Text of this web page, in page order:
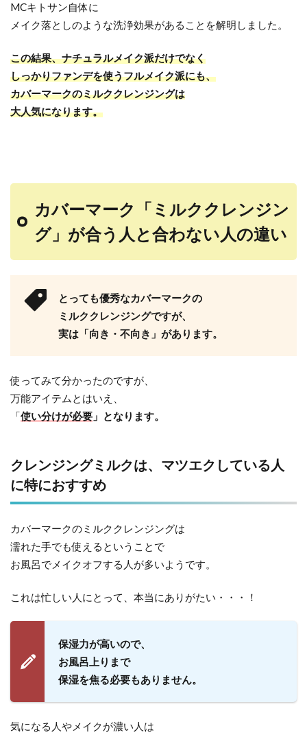
MCキトサン自体に
メイク落としのような洗浄効果があることを解明しました。
この結果、ナチュラルメイク派だけでなく
しっかりファンデを使うフルメイク派にも、
カバーマークのミルククレンジングは
大人気になります。
カバーマーク「ミルククレンジン
グ」が合う人と合わない人の違い
とっても優秀なカバーマークの
ミルククレンジングですが、
実は「向き・不向き」があります。
使ってみて分かったのですが、
万能アイテムとはいえ、
「使い分けが必要 」となります。
クレンジングミルクは、マツエクしている人
に特におすすめ
カバーマークのミルククレンジングは
濡れた手でも使えるということで
お風呂でメイクオフする人が多いようです。
これは忙しい人にとって、本当にありがたい・・・！
保湿力が高いので、
お風呂上りまで
保湿を焦る必要もありません。
気になる人やメイクが濃い人は